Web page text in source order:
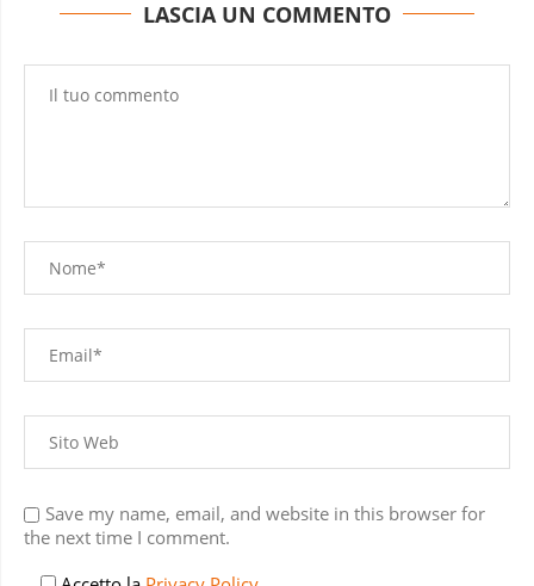
Save my name, email, and website in this browser for